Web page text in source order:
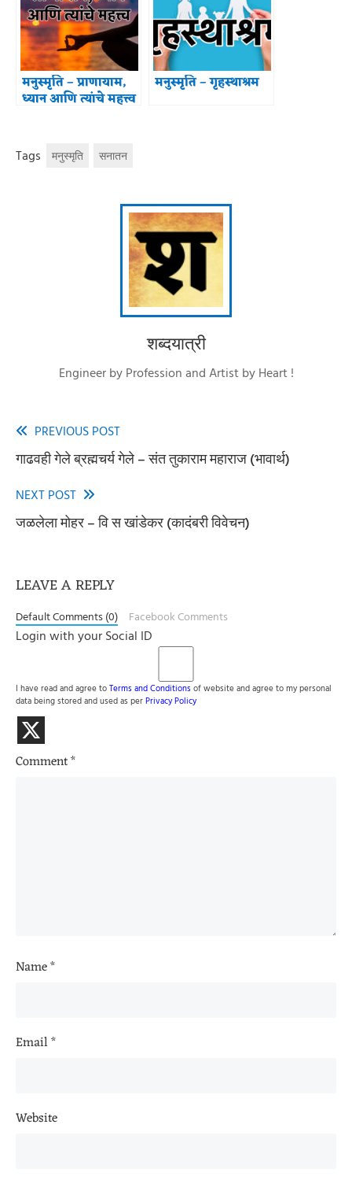
मनुस्मृति – प्राणायाम,
ध्यान आणि त्यांचे महत्त्व
मनुस्मृति – गृहस्थाश्रम
Tags मनुस्मृति सनातन
शब्दयात्री
Engineer by Profession and Artist by Heart !
Read
more
articles
PREVIOUS POST
गाढवही गेले ब्रह्मचर्य गेले – संत तुकाराम महाराज (भावार्थ)
NEXT POST
जळलेला मोहर – वि स खांडेकर (कादंबरी विवेचन)
LEAVE A REPLY
Default Comments (0) Facebook Comments
Login with your Social ID
I have read and agree toTerms and Conditionsof website and agree to my personal
data being stored and used as perPrivacy Policy
Comment*
Name*
Email*
Website